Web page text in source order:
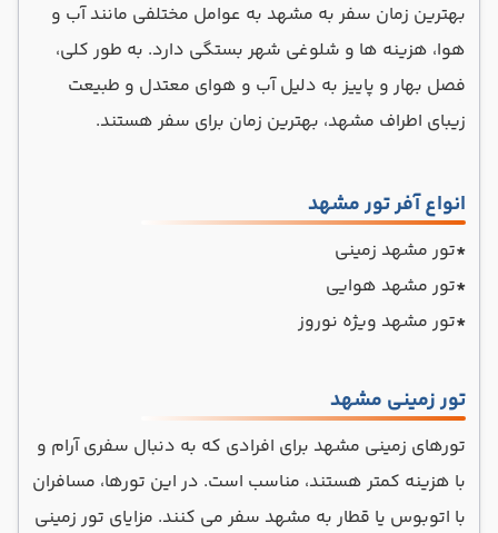
بهترین زمان سفر به مشهد به عوامل مختلفی مانند آب و
هوا، هزینه ها و شلوغی شهر بستگی دارد. به طور کلی،
فصل بهار و پاییز به دلیل آب و هوای معتدل و طبیعت
زیبای اطراف مشهد، بهترین زمان برای سفر هستند.
انواع آفر تور مشهد
*تور مشهد زمینی
*تور مشهد هوایی
*تور مشهد ویژه نوروز
تور زمینی مشهد
تورهای زمینی مشهد برای افرادی که به دنبال سفری آرام و
با هزینه کمتر هستند، مناسب است. در این تورها، مسافران
با اتوبوس یا قطار به مشهد سفر می کنند. مزایای تور زمینی